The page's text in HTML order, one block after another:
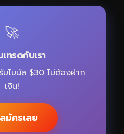
🚀
ทรดกับเรา
โบนัส $30 ไม่ต้องฝาก
เงิน!
มัครเลย